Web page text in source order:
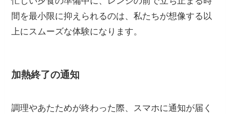
間を最小限に抑えられるのは、私たちが想像する以
上にスムーズな体験になります。
加熱終了の通知
調理やあたためが終わった際、スマホに通知が届く